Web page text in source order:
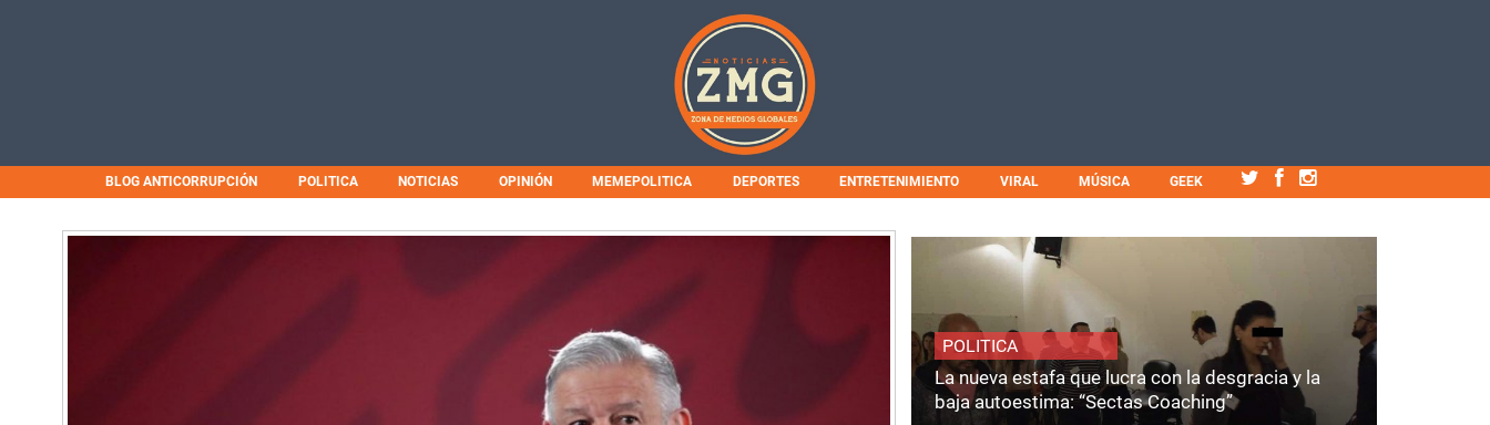
BLOG ANTICORRUPCIÓN POLITICA NOTICIAS OPINIÓN MEMEPOLITICA DEPORTES ENTRETENIMIENTO VIRAL MÚSICA GEEK
POLITICA
La nueva estafa que lucra con la desgracia y la
baja autoestima: “Sectas Coaching”